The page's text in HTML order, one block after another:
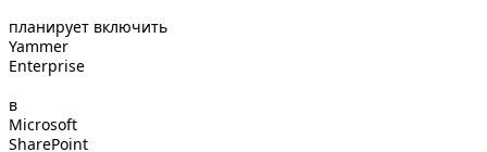
планирует включить
Yammer
Enterprise
в
Microsoft
SharePoint